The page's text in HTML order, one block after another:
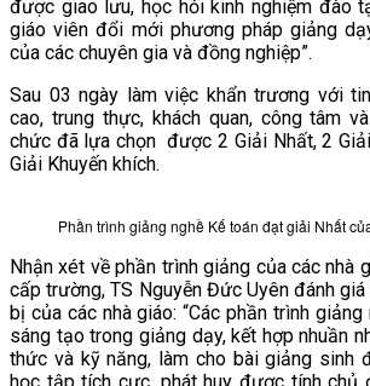
được giao lưu, học hỏi kinh nghiệm đào
giáo viên đổi mới phương pháp giảng
của các chuyên gia và đồng nghiệp”.
Sau 03 ngày làm việc khẩn trương với
cao, trung thực, khách quan, công tâm
chức đã lựa chọn được 2 Giải Nhất, 2
Giải Khuyến khích.
Phần trình giảng nghề Kế toán đạt giải Nhất
Nhận xét về phần trình giảng của các nhà
cấp trường, TS Nguyễn Đức Uyên đánh
bị của các nhà giáo: “Các phần trình
sáng tạo trong giảng dạy, kết hợp nhuần
thức và kỹ năng, làm cho bài giảng sinh